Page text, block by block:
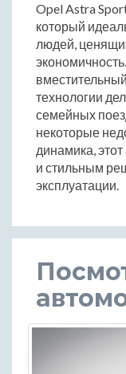
Opel Astra
который
людей,
технологии
семейных
некоторые
динамика,
и стильным
эксплуатации.